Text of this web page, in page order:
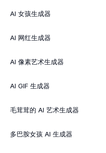
AI 女孩生成器
AI 网红生成器
AI 像素艺术生成器
AI GIF 生成器
毛茸茸的 AI 艺术生成器
多巴胺女孩 AI 生成器